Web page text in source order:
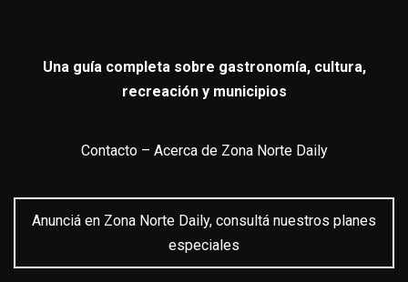
Una guía completa sobre gastronomía, cultura,
recreación y municipios
Contacto– Acerca de Zona Norte Daily
Anunciá en Zona Norte Daily, consultá nuestros planes
especiales